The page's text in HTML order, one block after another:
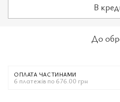
В
До
ОПЛАТА ЧАСТИНАМИ
6 платежів по 676.00 грн